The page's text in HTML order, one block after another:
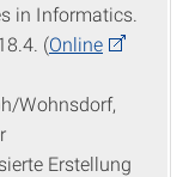
in Informatics.
(Online
Wohnsdorf,
Erstellung